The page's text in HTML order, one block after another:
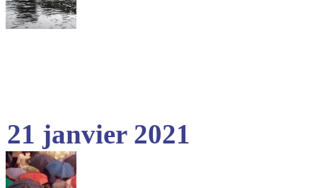
21 janvier 2021